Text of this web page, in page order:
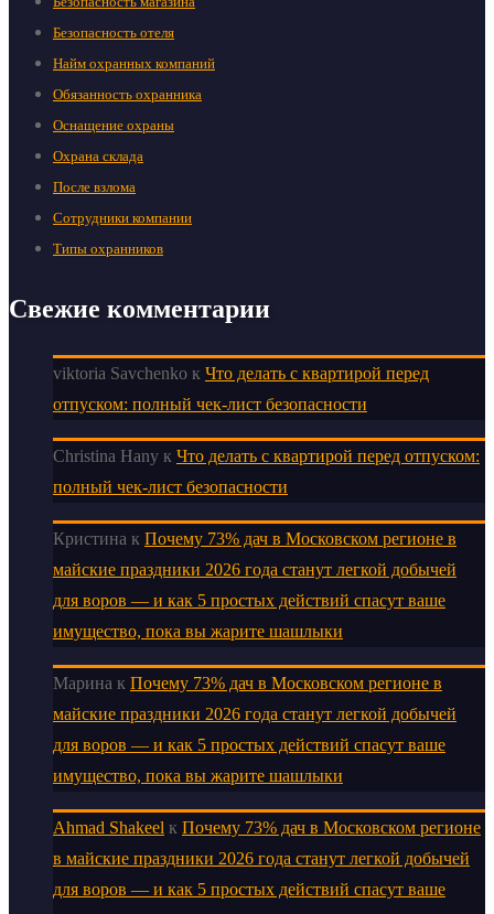
Безопасность отеля
Найм охранных компаний
Обязанность охранника
Оснащение охраны
Охрана склада
После взлома
Сотрудники компании
Типы охранников
Свежие комментарии
viktoria Savchenko к Что делать с квартирой перед
отпуском: полный чек-лист безопасности
Christina Hany к Что делать с квартирой перед отпуском:
полный чек-лист безопасности
Кристина к Почему 73% дач в Московском регионе в
майские праздники 2026 года станут легкой добычей
для воров — и как 5 простых действий спасут ваше
имущество, пока вы жарите шашлыки
Марина к Почему 73% дач в Московском регионе в
майские праздники 2026 года станут легкой добычей
для воров — и как 5 простых действий спасут ваше
имущество, пока вы жарите шашлыки
Ahmad Shakeel к Почему 73% дач в Московском регионе
в майские праздники 2026 года станут легкой добычей
для воров — и как 5 простых действий спасут ваше